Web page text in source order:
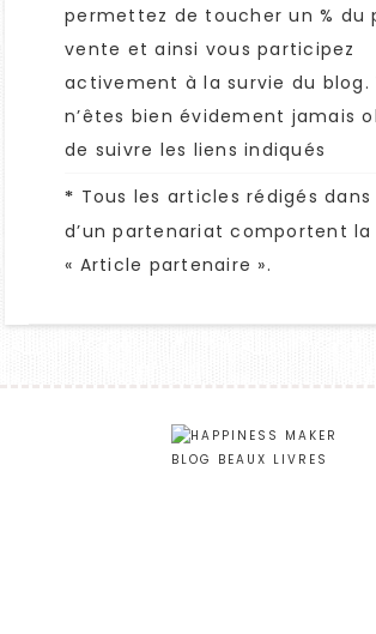
permettez de toucher un % du
vente et ainsi vous participez
activement à la survie du blog.
n’êtes bien évidement jamais
de suivre les liens indiqués
* Tous les articles rédigés
d’un partenariat comportent
« Article partenaire ».